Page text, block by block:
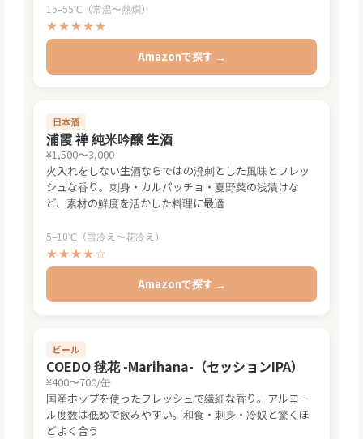
15–55℃（常温〜熱燗）
★★★★★
Amazonで探す →
日本酒
浦霞 禅 純米吟醸 生酒
¥1,500〜3,000
火入れをしない生酒ならではの溌剌とした風味とフレッ
シュな香り。刺身・カルパッチョ・夏野菜の浅漬けな
ど、素材の鮮度を活かした料理に最適
5–10℃（雪冷え〜花冷え）
★★★★☆
Amazonで探す →
ビール
COEDO 毬花 -Marihana-（セッションIPA）
¥400〜700/缶
国産ホップを使ったフレッシュで繊細な香り。アルコー
ル度数は低めで飲みやすい。和食・刺身・冷奴と驚くほ
どよく合う